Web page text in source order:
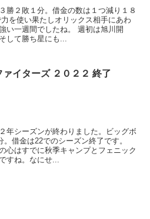
勝２敗１分。借金の数は１つ減り１８
を使い果たしオリックス相手にあわ
い一週間でしたね。 週初は旭川開
して勝ち星にも...
ァイターズ ２０２２ 終了
年シーズンが終わりました。ビッグボ
借金は22でのシーズン終了です。
心はすでに秋季キャンプとフェニック
すね。なにせ...